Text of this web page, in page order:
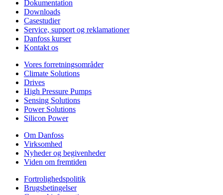
Dokumentation
Downloads
Casestudier
Service, support og reklamationer
Danfoss kurser
Kontakt os
Vores forretningsområder
Climate Solutions
Drives
High Pressure Pumps
Sensing Solutions
Power Solutions
Silicon Power
Om Danfoss
Virksomhed
Nyheder og begivenheder
Viden om fremtiden
Fortrolighedspolitik
Brugsbetingelser